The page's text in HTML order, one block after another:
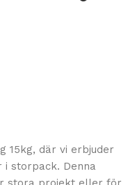
15kg, där vi erbjuder
storpack. Denna